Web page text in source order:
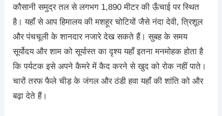
कौसानी समुद्र तल से लगभग 1,890 मीटर की ऊँचाई पर स्थित
है। यहाँ से आप हिमालय की मशहूर चोटियों जैसे नंदा देवी, त्रिशूल
और पंचचूली के शानदार नजारे देख सकते हैं। सुबह के समय
सूर्योदय और शाम को सूर्यास्त का दृश्य यहाँ इतना मनमोहक होता है
कि पर्यटक इसे अपने कैमरे में कैद करने से खुद को रोक नहीं पाते।
चारों तरफ फैले चीड़ के जंगल और ठंडी हवा यहाँ की शांति को और
बढ़ा देते हैं।